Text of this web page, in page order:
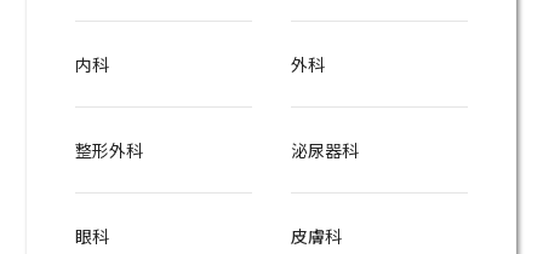
内科 外科
整形外科 泌尿器科
眼科 皮膚科